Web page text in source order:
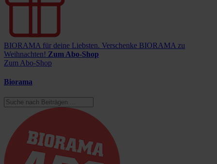
BIORAMA für deine Liebsten. Verschenke BIORAMA zu
Weihnachten! Zum Abo-Shop
Zum Abo-Shop
Biorama